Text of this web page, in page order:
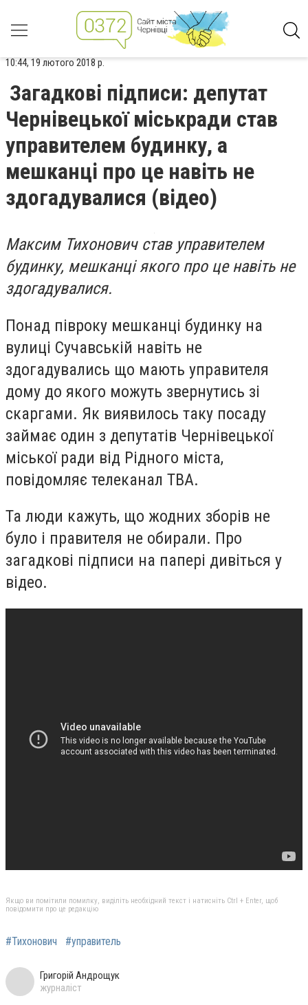
10:44, 19 лютого 2018 р.
Загадкові підписи: депутат
Чернівецької міськради став
управителем будинку, а
мешканці про це навіть не
здогадувалися (відео)
Максим Тихонович став управителем
будинку, мешканці якого про це навіть не
здогадувалися.
Понад півроку мешканці будинку на
вулиці Сучавській навіть не
здогадувались що мають управителя
дому до якого можуть звернутись зі
скаргами. Як виявилось таку посаду
займає один з депутатів Чернівецької
міської ради від Рідного міста,
повідомляє телеканал ТВА.
Та люди кажуть, що жодних зборів не
було і правителя не обирали. Про
загадкові підписи на папері дивіться у
відео.
Якщо ви помітили помилку, виділіть необхідний текст і натисніть Ctrl + Enter, щоб
повідомити про це редакцію
#Тихонович #управитель
Григорій Андрощук
журналіст